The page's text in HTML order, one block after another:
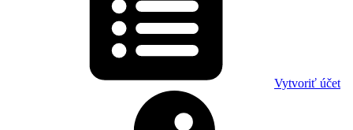
Vytvoriť účet